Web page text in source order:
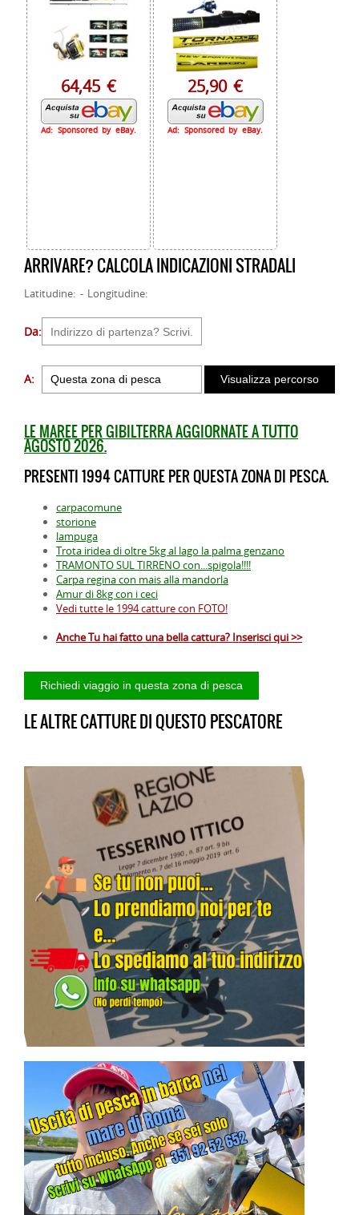
64,45 €
Ad: Sponsored by eBay.
25,90 €
Ad: Sponsored by eBay.
ARRIVARE? CALCOLA INDICAZIONI STRADALI
Latitudine: - Longitudine:
Da:
A:
LE MAREE PER GIBILTERRA AGGIORNATE A TUTTO
AGOSTO 2026.
PRESENTI 1994 CATTURE PER QUESTA ZONA DI PESCA.
carpacomune
storione
lampuga
Trota iridea di oltre 5kg al lago la palma genzano
TRAMONTO SUL TIRRENO con...spigola!!!!
Carpa regina con mais alla mandorla
Amur di 8kg con i ceci
Vedi tutte le 1994 catture con FOTO!
Anche Tu hai fatto una bella cattura? Inserisci qui >>
LE ALTRE CATTURE DI QUESTO PESCATORE